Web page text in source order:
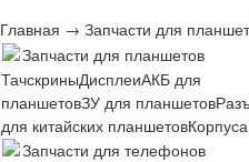
Главная → Запчасти для
Запчасти для планшетов
ТачскриныДисплеиАКБ для
планшетовЗУ для планшетов
для китайских планшетовКорпуса
Запчасти для телефонов